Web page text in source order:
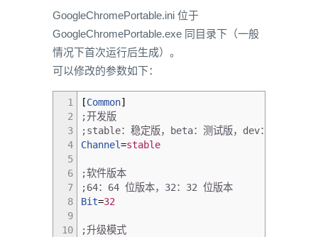
GoogleChromePortable.ini 位于
GoogleChromePortable.exe 同目录下（一般
情况下首次运行后生成）。
可以修改的参数如下：
1
2
3
4
5
6
7
8
9
10
[Common]
;开发版
;stable：稳定版，beta：测试版，dev：开发版，
Channel=stable
;软件版本
;64：64 位版本，32：32 位版本
Bit=32
;升级模式